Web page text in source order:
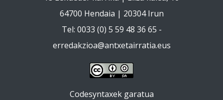
64700 Hendaia | 20304 Irun
Tel: 0033 (0) 5 59 48 36 65 -
erredakzioa@antxetairratia.eus
Codesyntaxek garatua